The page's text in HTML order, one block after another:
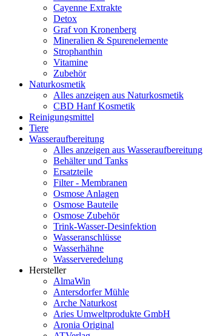
Cayenne Extrakte
Detox
Graf von Kronenberg
Mineralien & Spurenelemente
Strophanthin
Vitamine
Zubehör
Naturkosmetik
Alles anzeigen aus Naturkosmetik
CBD Hanf Kosmetik
Reinigungsmittel
Tiere
Wasseraufbereitung
Alles anzeigen aus Wasseraufbereitung
Behälter und Tanks
Ersatzteile
Filter - Membranen
Osmose Anlagen
Osmose Bauteile
Osmose Zubehör
Trink-Wasser-Desinfektion
Wasseranschlüsse
Wasserhähne
Wasserveredelung
Hersteller
AlmaWin
Antersdorfer Mühle
Arche Naturkost
Aries Umweltprodukte GmbH
Aronia Original